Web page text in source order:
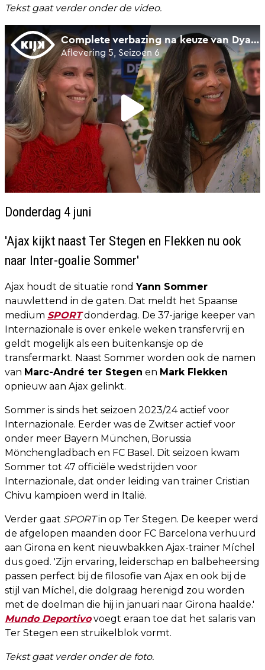
Tekst gaat verder onder de video.
Donderdag 4 juni
'Ajax kijkt naast Ter Stegen en Flekken nu ook
naar Inter-goalie Sommer'
Ajax houdt de situatie rondYann Sommer
nauwlettend in de gaten. Dat meldt het Spaanse
medium SPORTdonderdag. De 37-jarige keeper van
Internazionale is over enkele weken transfervrij en
geldt mogelijk als een buitenkansje op de
transfermarkt. Naast Sommer worden ook de namen
van Marc-André ter Stegen en Mark Flekken
opnieuw aan Ajax gelinkt.
Sommer is sinds het seizoen 2023/24 actief voor
Internazionale. Eerder was de Zwitser actief voor
onder meer Bayern München, Borussia
Mönchengladbach en FC Basel. Dit seizoen kwam
Sommer tot 47 officiële wedstrijden voor
Internazionale, dat onder leiding van trainer Cristian
Chivu kampioen werd in Italië.
Verder gaat SPORTin op Ter Stegen. De keeper werd
de afgelopen maanden door FC Barcelona verhuurd
aan Girona en kent nieuwbakken Ajax-trainer Míchel
dus goed. 'Zijn ervaring, leiderschap en balbeheersing
passen perfect bij de filosofie van Ajax en ook bij de
stijl van Míchel, die dolgraag herenigd zou worden
met de doelman die hij in januari naar Girona haalde.'
Mundo Deportivovoegt eraan toe dat het salaris van
Ter Stegen een struikelblok vormt.
Tekst gaat verder onder de foto.